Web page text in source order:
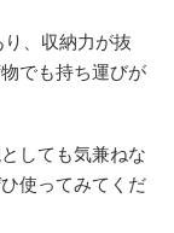
、収納力が抜
でも持ち運びが
しても気兼ねな
使ってみてくだ